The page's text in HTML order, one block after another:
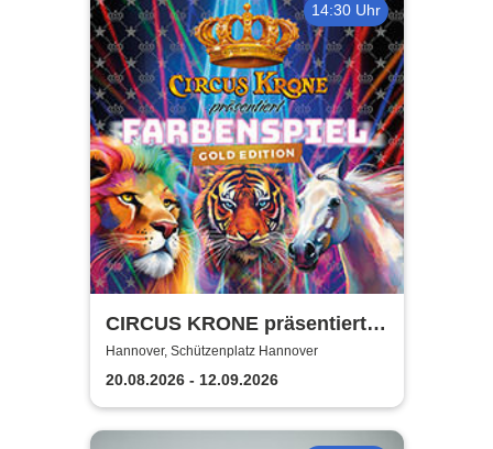
14:30 Uhr
CIRCUS KRONE präsentiert
FARBENSPIEL - Gold Edition
| Hannover
Hannover, Schützenplatz Hannover
20.08.2026 - 12.09.2026